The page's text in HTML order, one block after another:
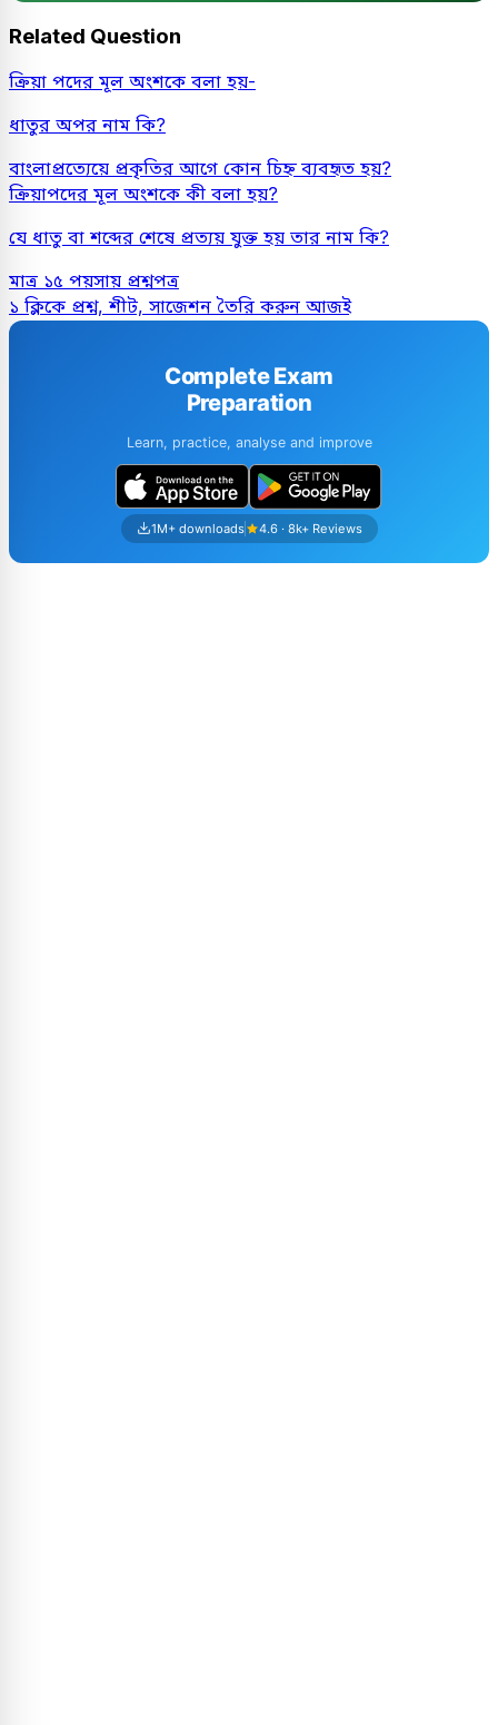
Related Question
ক্রিয়া পদের মূল অংশকে বলা হয়-
ধাতুর অপর নাম কি?
বাংলাপ্রত্যেয়ে প্রকৃতির আগে কোন চিহ্ন ব্যবহৃত হয়?
ক্রিয়াপদের মূল অংশকে কী বলা হয়?
যে ধাতু বা শব্দের শেষে প্রত্যয় যুক্ত হয় তার নাম কি?
মাত্র ১৫ পয়সায় প্রশ্নপত্র
১ ক্লিকে প্রশ্ন, শীট, সাজেশন তৈরি করুন আজই
Complete Exam
Preparation
Learn, practice, analyse and improve
1M+ downloads 4.6 · 8k+ Reviews